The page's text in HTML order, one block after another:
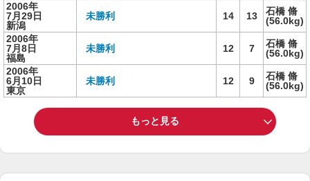
2006年
7月29日
新潟
未勝利 14 13
石橋 脩
(56.0kg)
2006年
7月8日
福島
未勝利 12 7
石橋 脩
(56.0kg)
2006年
6月10日
東京
未勝利 12 9
石橋 脩
(56.0kg)
もっと見る